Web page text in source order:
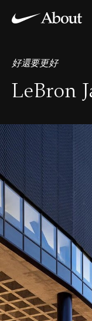
好還要更好
LeBron